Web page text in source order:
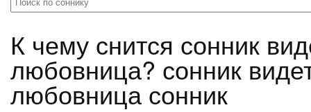
К чему снится сонник видеть что у мужа есть
любовница? сонник
любовница сонник